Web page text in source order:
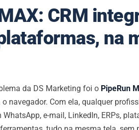
CRM
na
da DS Marketing foi o PipeRun
o navegador. Com ela, qualquer
e-mail, LinkedIn, ERPs,